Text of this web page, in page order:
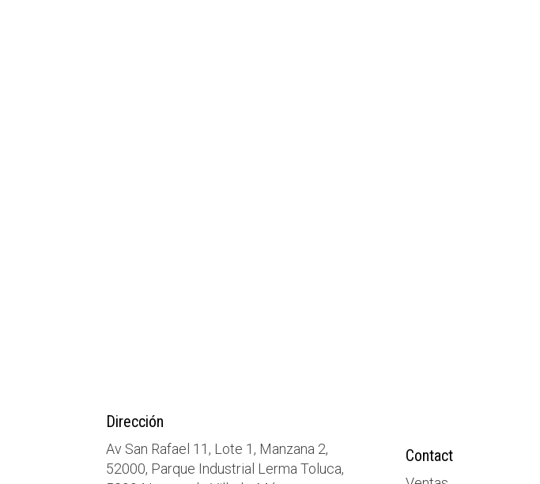
Dirección
Av San Rafael 11, Lote 1, Manzana 2,
52000, Parque Industrial Lerma Toluca,
Contact